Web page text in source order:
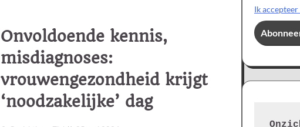
Onvoldoende kennis,
misdiagnoses:
vrouwengezondheid krijgt
‘noodzakelijke’ dag
Ik